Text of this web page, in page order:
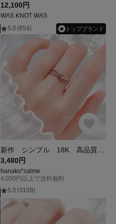
12,100円
WAS KNOT WAS
5.0 (854) トップブランド
3,480円
hanako*calme
4,000円以上で送料無料
5.0 (3109)